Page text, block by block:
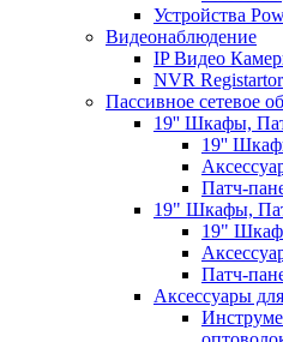
Устройства
Видеонаблюдение
IP Видео
NVR Registartor
Пассивное сетевое
19'' Шкафы,
19''
Патч-
19" Шкафы,
19"
Патч-
Аксессуары